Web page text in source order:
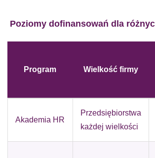
Poziomy dofinansowań dla
Program Wielkość firmy
Akademia HR
Przedsiębiorstwa
każdej wielkości